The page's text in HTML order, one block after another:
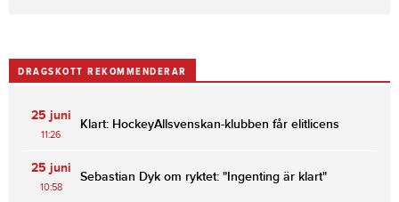
DRAGSKOTT REKOMMENDERAR
25 juni
11:26
Klart: HockeyAllsvenskan-klubben får elitlicens
25 juni
10:58
Sebastian Dyk om ryktet: "Ingenting är klart"